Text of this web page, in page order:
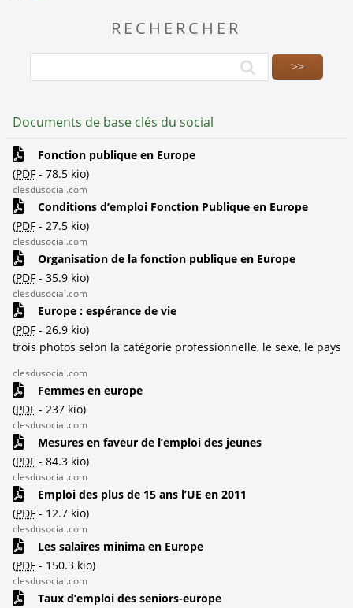
RECHERCHER
Documents de base clés du social
Fonction publique en Europe
(PDF - 78.5 kio)
clesdusocial.com
Conditions d’emploi Fonction Publique en Europe
(PDF - 27.5 kio)
clesdusocial.com
Organisation de la fonction publique en Europe
(PDF - 35.9 kio)
clesdusocial.com
Europe : espérance de vie
(PDF - 26.9 kio)
trois photos selon la catégorie professionnelle, le sexe, le pays
clesdusocial.com
Femmes en europe
(PDF - 237 kio)
clesdusocial.com
Mesures en faveur de l’emploi des jeunes
(PDF - 84.3 kio)
clesdusocial.com
Emploi des plus de 15 ans l’UE en 2011
(PDF - 12.7 kio)
clesdusocial.com
Les salaires minima en Europe
(PDF - 150.3 kio)
clesdusocial.com
Taux d’emploi des seniors-europe